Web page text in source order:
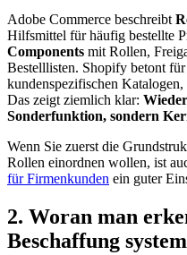
Adobe Commerce beschreibt
Hilfsmittel für häufig bestellte
Components mit Rollen,
Bestelllisten. Shopify betont
kundenspezifischen
Das zeigt ziemlich klar:
Sonderfunktion, sondern
Wenn Sie zuerst die
Rollen einordnen wollen, ist
für Firmenkunden ein guter
2. Woran man
Beschaffung